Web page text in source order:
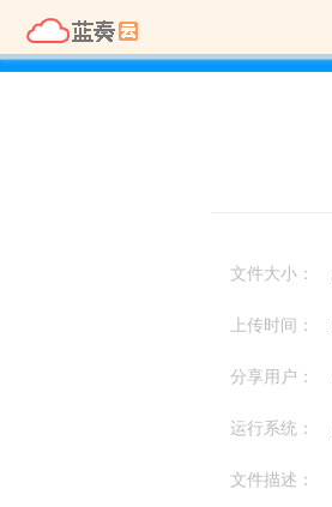
文件大小：
上传时间：
分享用户：
运行系统：
文件描述：